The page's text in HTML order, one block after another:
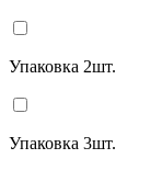
Упаковка 2шт.
Упаковка 3шт.